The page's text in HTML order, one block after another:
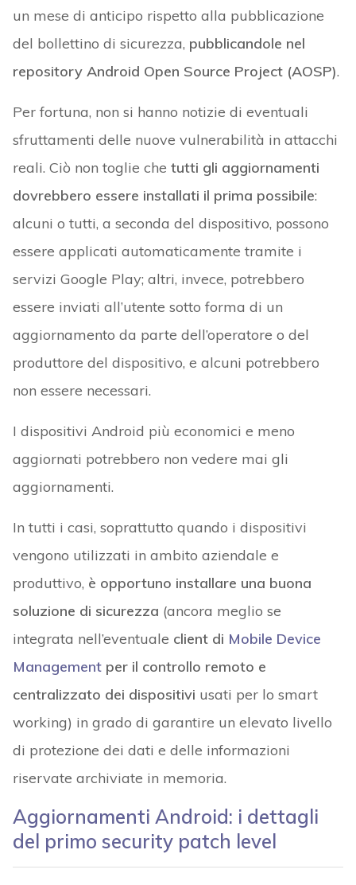
un mese di anticipo rispetto alla pubblicazione
del bollettino di sicurezza, pubblicandole nel
repository Android Open Source Project (AOSP).
Per fortuna, non si hanno notizie di eventuali
sfruttamenti delle nuove vulnerabilità in attacchi
reali. Ciò non toglie che tutti gli aggiornamenti
dovrebbero essere installati il prima possibile:
alcuni o tutti, a seconda del dispositivo, possono
essere applicati automaticamente tramite i
servizi Google Play; altri, invece, potrebbero
essere inviati all’utente sotto forma di un
aggiornamento da parte dell’operatore o del
produttore del dispositivo, e alcuni potrebbero
non essere necessari.
I dispositivi Android più economici e meno
aggiornati potrebbero non vedere mai gli
aggiornamenti.
In tutti i casi, soprattutto quando i dispositivi
vengono utilizzati in ambito aziendale e
produttivo, è opportuno installare una buona
soluzione di sicurezza (ancora meglio se
integrata nell’eventuale client di Mobile Device
Managementper il controllo remoto e
centralizzato dei dispositivi usati per lo smart
working) in grado di garantire un elevato livello
di protezione dei dati e delle informazioni
riservate archiviate in memoria.
Aggiornamenti Android: i dettagli
del primo security patch level